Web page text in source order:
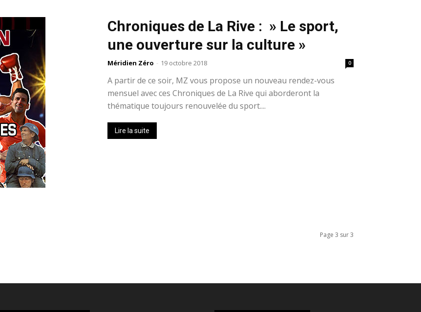
Chroniques de La Rive : » Le sport,
une ouverture sur la culture »
Méridien Zéro - 19 octobre 2018 0
A partir de ce soir, MZ vous propose un nouveau rendez-vous
mensuel avec ces Chroniques de La Rive qui aborderont la
thématique toujours renouvelée du sport....
Lire la suite
Page 3 sur 3